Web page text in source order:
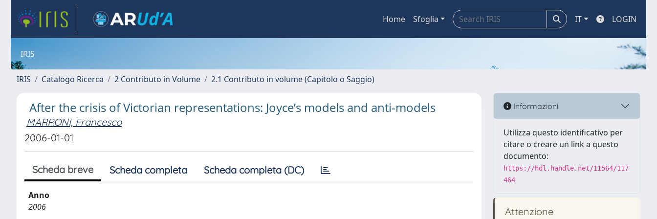
Home Sfoglia IT LOGIN
IRIS
IRIS Catalogo Ricerca 2 Contributo in Volume 2.1 Contributo in volume (Capitolo o Saggio)
After the crisis of Victorian representations: Joyce’s models and anti-models
MARRONI, Francesco
2006-01-01
Scheda breve Scheda completa Scheda completa (DC)
Anno
2006
Informazioni
Utilizza questo identificativo per
citare o creare un link a questo
documento:
https://hdl.handle.net/11564/117
464
Attenzione